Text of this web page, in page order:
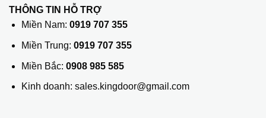
THÔNG TIN HỖ TRỢ
Miền Nam: 0919 707 355
Miền Trung: 0919 707 355
Miền Bắc: 0908 985 585
Kinh doanh: sales.kingdoor@gmail.com